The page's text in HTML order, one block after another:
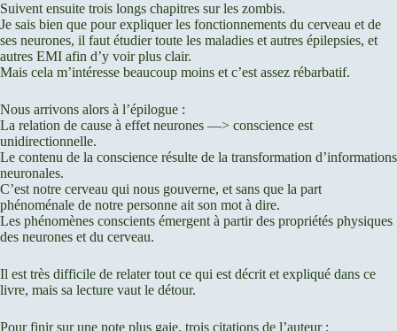
Suivent ensuite trois longs chapitres sur les zombis.
Je sais bien que pour expliquer les fonctionnements du cerveau et de
ses neurones, il faut étudier toute les maladies et autres épilepsies, et
autres EMI afin d’y voir plus clair.
Mais cela m’intéresse beaucoup moins et c’est assez rébarbatif.
Nous arrivons alors à l’épilogue :
La relation de cause à effet neurones —> conscience est
unidirectionnelle.
Le contenu de la conscience résulte de la transformation d’informations
neuronales.
C’est notre cerveau qui nous gouverne, et sans que la part
phénoménale de notre personne ait son mot à dire.
Les phénomènes conscients émergent à partir des propriétés physiques
des neurones et du cerveau.
Il est très difficile de relater tout ce qui est décrit et expliqué dans ce
livre, mais sa lecture vaut le détour.
Pour finir sur une note plus gaie, trois citations de l’auteur :